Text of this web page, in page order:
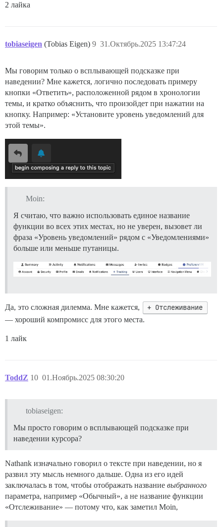
2 лайка
tobiaseigen (Tobias Eigen) 31.Октябрь.2025 13:47:24
9
Мы говорим только о всплывающей подсказке при
наведении? Мне кажется, логично последовать примеру
кнопки «Ответить», расположенной рядом в хронологии
темы, и кратко объяснить, что произойдет при нажатии на
кнопку. Например: «Установите уровень уведомлений для
этой темы».
Moin:
Я считаю, что важно использовать единое название
функции во всех этих местах, но не уверен, вызовет ли
фраза «Уровень уведомлений» рядом с «Уведомлениями»
больше или меньше путаницы.
Да, это сложная дилемма. Мне кажется, + Отслеживание
— хороший компромисс для этого места.
1 лайк
ToddZ 01.Ноябрь.2025 08:30:20
10
tobiaseigen:
Мы просто говорим о всплывающей подсказке при
наведении курсора?
Nathank изначально говорил о тексте при наведении, но я
развил эту мысль немного дальше. Одна из его идей
заключалась в том, чтобы отображать название выбранного
параметра, например «Обычный», а не название функции
«Отслеживание» — потому что, как заметил Moin,